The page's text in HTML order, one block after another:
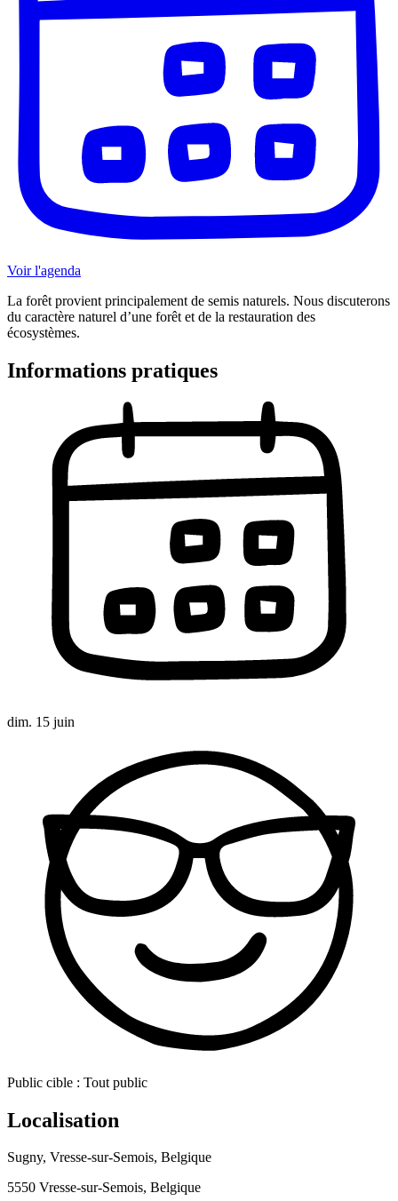
Voir l'agenda
La forêt provient principalement de semis naturels. Nous discuterons
du caractère naturel d’une forêt et de la restauration des
écosystèmes.
Informations pratiques
dim. 15 juin
Public cible : Tout public
Localisation
Sugny, Vresse-sur-Semois, Belgique
5550 Vresse-sur-Semois, Belgique